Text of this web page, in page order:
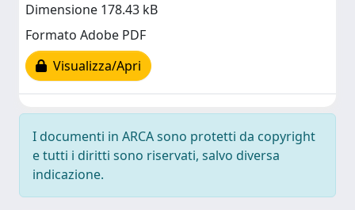
Dimensione 178.43 kB
Formato Adobe PDF
Visualizza/Apri
I documenti in ARCA sono protetti da copyright
e tutti i diritti sono riservati, salvo diversa
indicazione.